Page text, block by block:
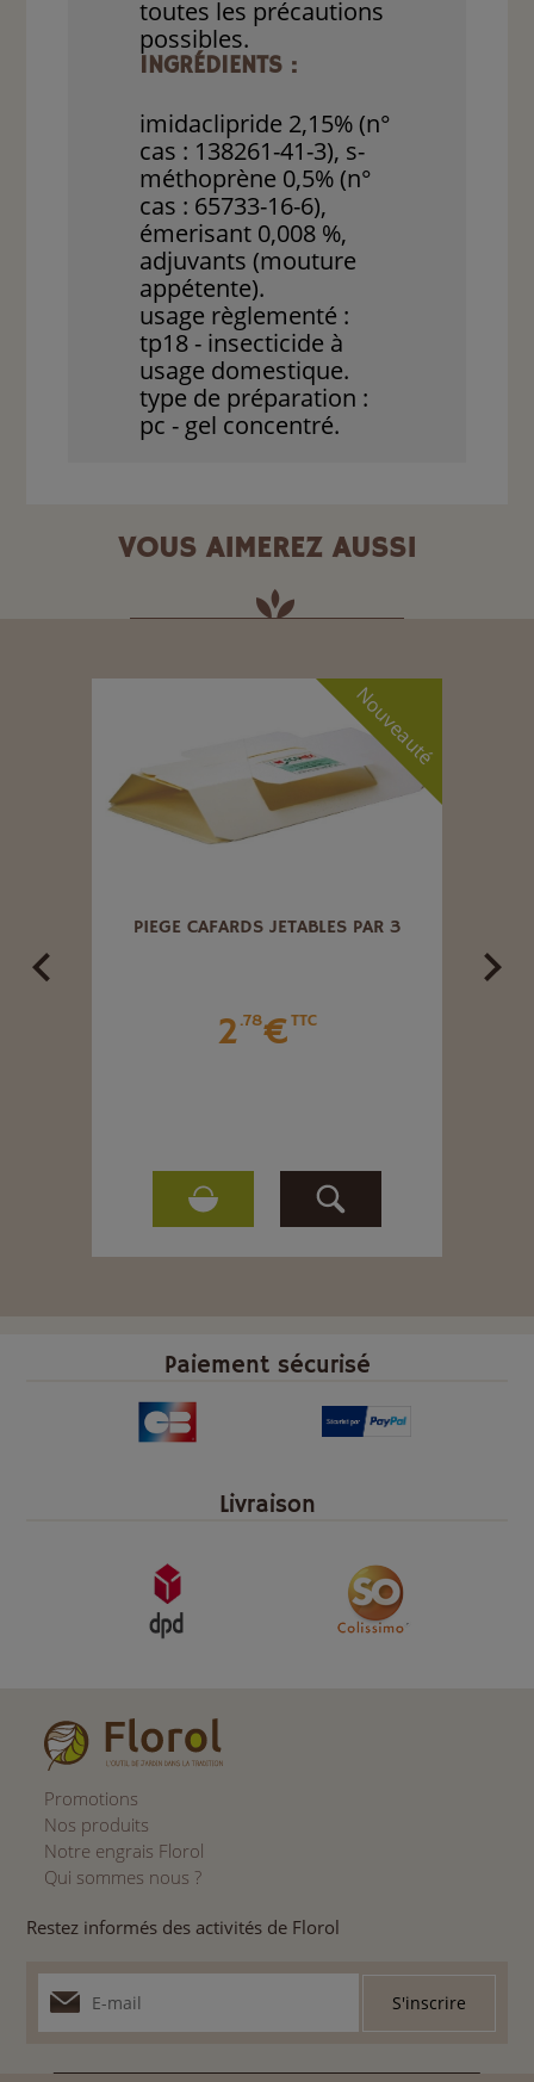
toutes les précautions
possibles.
INGRÉDIENTS :
imidaclipride 2,15% (n°
cas : 138261-41-3), s-
méthoprène 0,5% (n°
cas : 65733-16-6),
émerisant 0,008 %,
adjuvants (mouture
appétente).
usage règlementé :
tp18 - insecticide à
usage domestique.
type de préparation :
pc - gel concentré.
VOUS AIMEREZ AUSSI
Nouveauté
PIEGE CAFARDS JETABLES PAR 3
2.78€TTC
Paiement sécurisé
Livraison
Promotions
Nos produits
Notre engrais Florol
Qui sommes nous ?
Restez informés des activités de Florol